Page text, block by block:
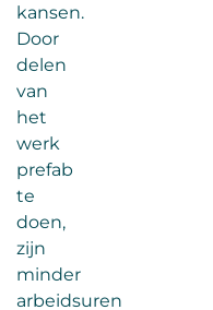
kansen.
Door
delen
van
het
werk
prefab
te
doen,
zijn
minder
arbeidsuren